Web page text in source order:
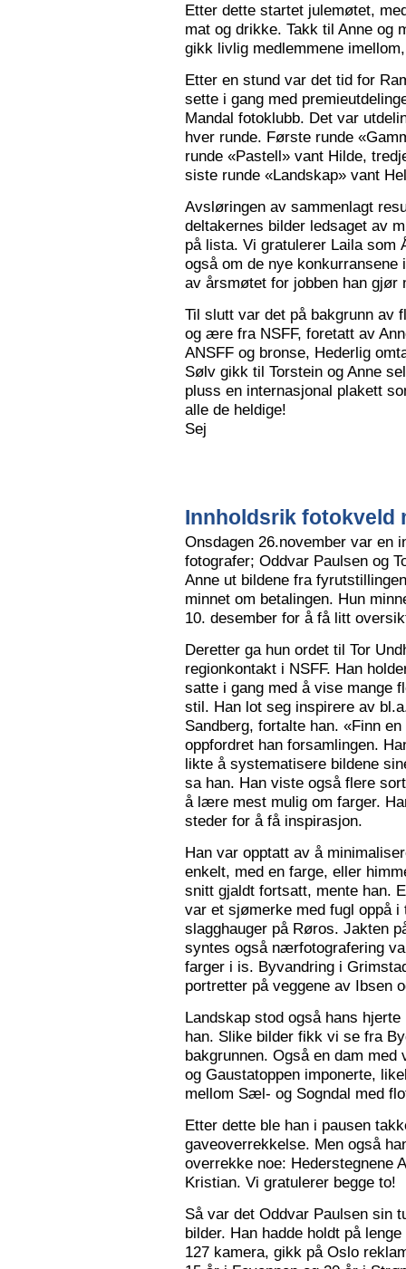
Etter dette startet julemøtet,
mat og drikke. Takk til Anne og
gikk livlig medlemmene
Etter en stund var det tid for
sette i gang med
Mandal fotoklubb. Det var
hver runde. Første runde
runde «Pastell» vant Hilde,
siste runde «Landskap» vant
Avsløringen av sammenlagt
deltakernes bilder ledsaget av
på lista. Vi gratulerer Laila som
også om de nye
av årsmøtet for jobben han gjør
Til slutt var det på bakgrunn av
og ære fra NSFF, foretatt av
ANSFF og bronse, Hederlig
Sølv gikk til Torstein og Anne
pluss en internasjonal plakett
alle de heldige!
Sej
Innholdsrik fotokveld
Onsdagen 26.november var en
fotografer; Oddvar Paulsen og
Anne ut bildene fra
minnet om betalingen. Hun
10. desember for å få litt
Deretter ga hun ordet til Tor
regionkontakt i NSFF. Han
satte i gang med å vise mange
stil. Han lot seg inspirere av
Sandberg, fortalte han. «Finn
oppfordret han forsamlingen.
likte å systematisere bildene
sa han. Han viste også flere
å lære mest mulig om farger.
steder for å få inspirasjon.
Han var opptatt av å
enkelt, med en farge, eller
snitt gjaldt fortsatt, mente han.
var et sjømerke med fugl oppå
slagghauger på Røros. Jakten
syntes også nærfotografering
farger i is. Byvandring i
portretter på veggene av Ibsen
Landskap stod også hans
han. Slike bilder fikk vi se fra
bakgrunnen. Også en dam
og Gaustatoppen imponerte,
mellom Sæl- og Sogndal med
Etter dette ble han i pausen
gaveoverrekkelse. Men også
overrekke noe: Hederstegnene
Kristian. Vi gratulerer begge to!
Så var det Oddvar Paulsen sin
bilder. Han hadde holdt på
127 kamera, gikk på Oslo